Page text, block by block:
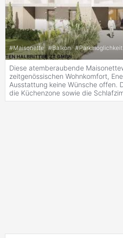
#Maisonette #Balkon #Parkmöglichkeit
Diese atemberaubende
zeitgenössischen Wohnkomfort,
Ausstattung keine Wünsche offen.
die Küchenzone sowie die